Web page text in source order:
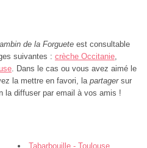
de la Forguete est consultable
suivantes : crèche Occitanie,
. Dans le cas ou vous avez aimé le
la mettre en favori, la partagersur
la diffuser par email à vos amis !
Tabarbouille - Toulouse